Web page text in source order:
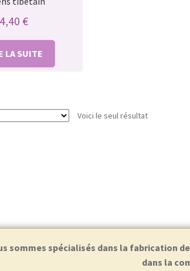
4,40 €
LA SUITE
Voici le seul résultat
sommes spécialisés dans la fabrication
dans la